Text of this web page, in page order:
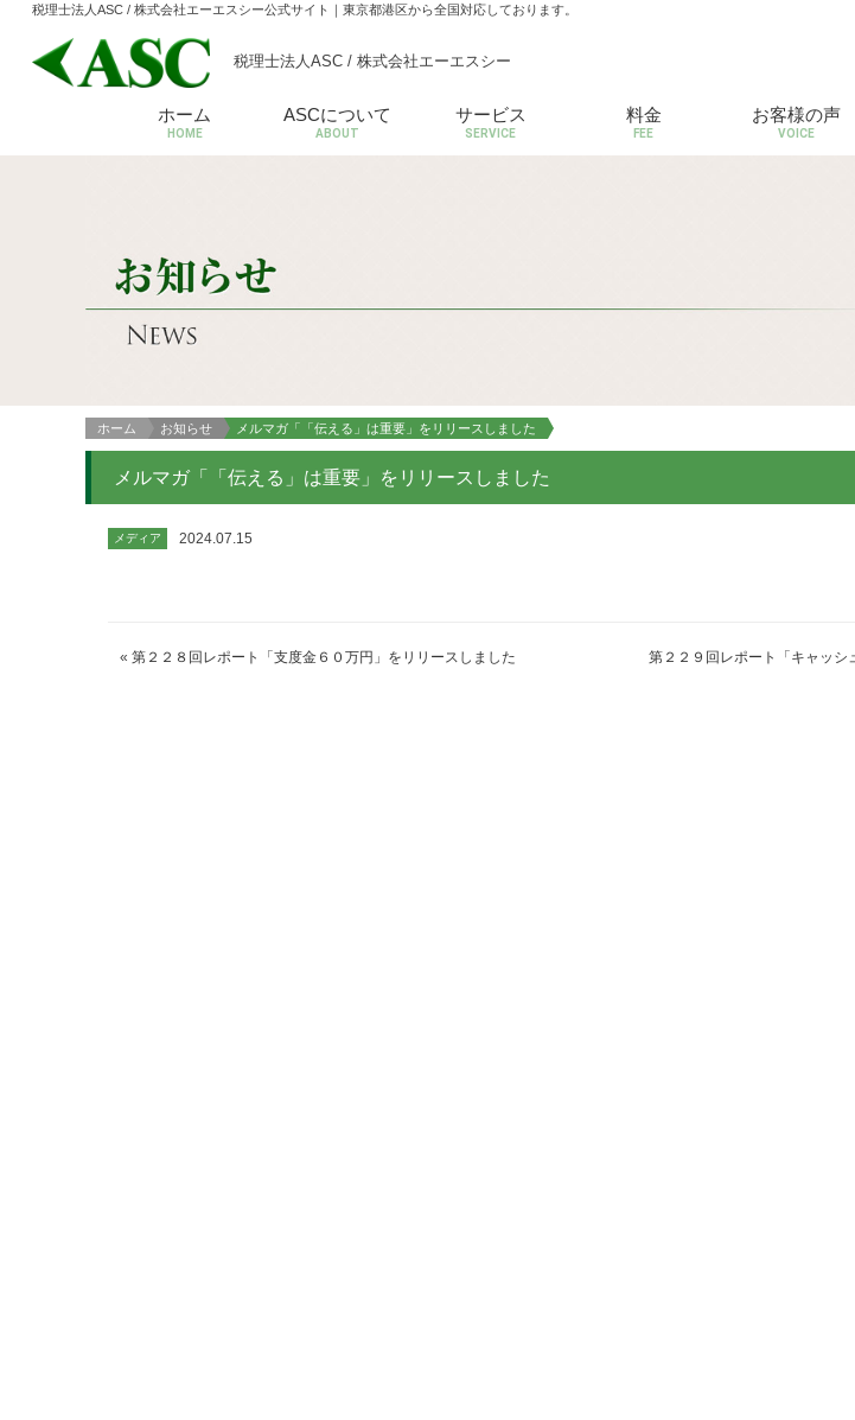
税理士法人ASC / 株式会社エーエスシー公式サイト ｜東京都港区から全国対応しております。
税理士法人ASC / 株式会社エーエスシー
ホーム
HOME
ASCについて
ABOUT
サービス
SERVICE
料金
FEE
お客様の声
VOICE
ホーム お知らせ メルマガ「「伝える」は重要」をリリースしました
メルマガ「「伝える」は重要」をリリースしました
メディア 2024.07.15
«第２２８回レポート「支度金６０万円」をリリースしました 第２２９回レポート「キャッシ